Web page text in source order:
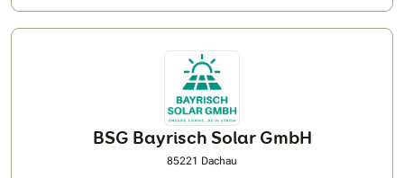
Unterschrift: Von der ehrlichen Bedarfsanalyse über die
saubere Installation bis hin zur Anmeldung beim
Netzbetreiber begleiten wir Sie persönlich. Wir möchten, dass
Sie Ihre Energiewende genießen können - stressfrei und mit
dem guten Gewissen, in echte Qualität investiert zu haben.
BSG Bayrisch Solar GmbH
85221 Dachau